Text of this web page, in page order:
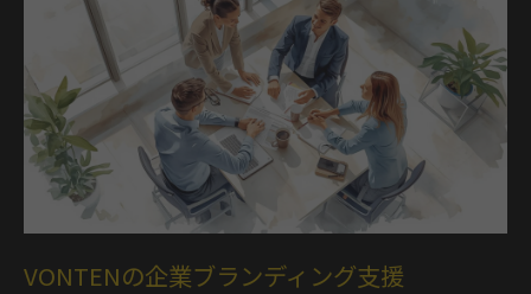
VONTENの企業ブランディング支援